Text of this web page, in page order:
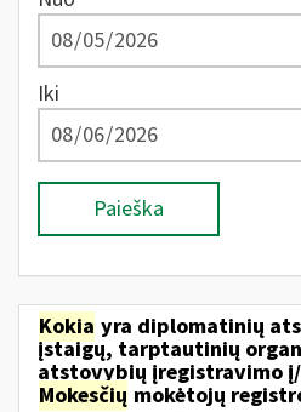
Iki
Paieška
Kokia yra diplomatinių
įstaigų, tarptautinių
atstovybių įregistravimo
Mokesčių mokėtojų